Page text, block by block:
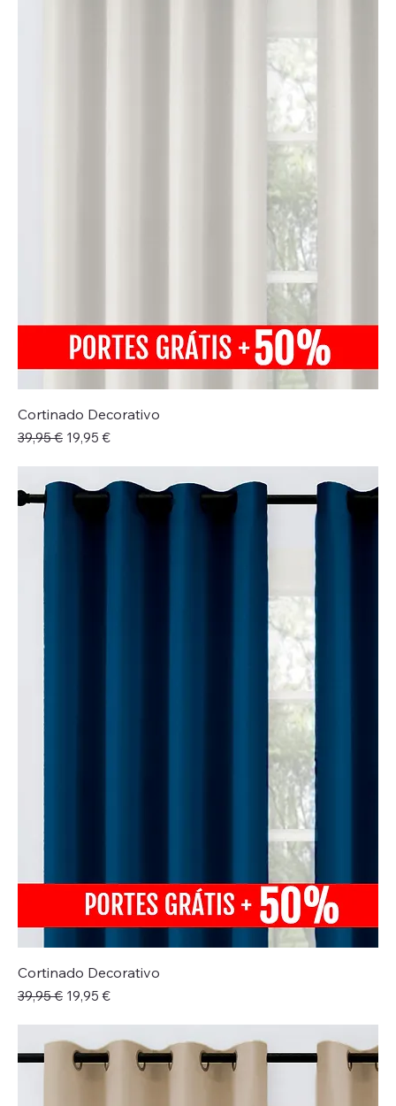
Cortinado Decorativo
Preço normal
39,95 € Preço promocional
19,95 €
Cortinado Decorativo
Preço normal
39,95 € Preço promocional
19,95 €